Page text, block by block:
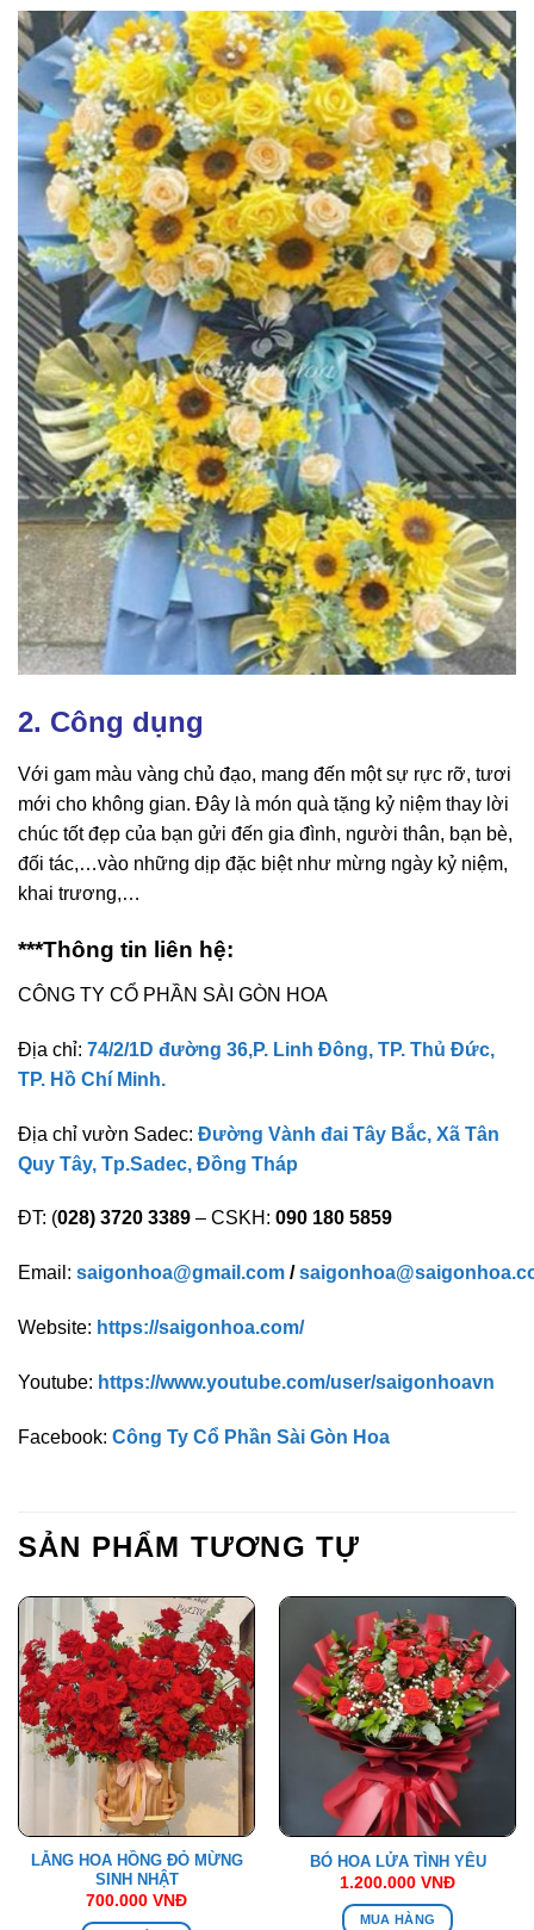
2. Công dụng
Với gam màu vàng chủ đạo, mang đến một sự rực rỡ, tươi
mới cho không gian. Đây là món quà tặng kỷ niệm thay lời
chúc tốt đẹp của bạn gửi đến gia đình, người thân, bạn bè,
đối tác,…vào những dịp đặc biệt như mừng ngày kỷ niệm,
khai trương,…
***Thông tin liên hệ:
CÔNG TY CỔ PHẦN SÀI GÒN HOA
Địa chỉ: 74/2/1D đường 36,P. Linh Đông, TP. Thủ Đức,
TP. Hồ Chí Minh.
Địa chỉ vườn Sadec: Đường Vành đai Tây Bắc, Xã Tân
Quy Tây, Tp.Sadec, Đồng Tháp
ĐT: (028) 3720 3389 – CSKH: 090 180 5859
Email: saigonhoa@gmail.com /
Website: https://saigonhoa.com/
Youtube: https://www.youtube.com/user/saigonhoavn
Facebook: Công Ty Cổ Phần Sài Gòn Hoa
SẢN PHẨM TƯƠNG TỰ
LẴNG HOA HỒNG ĐỎ MỪNG
SINH NHẬT
700.000 VNĐ
BÓ HOA LỬA TÌNH YÊU
1.200.000 VNĐ
MUA HÀNG